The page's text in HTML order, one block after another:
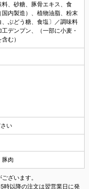
、砂糖、豚骨エキス、食
内製造）、植物油脂、粉末
ぶどう糖、食塩〕／調味料
デンプン、（一部に小麦・
む）
い
豚肉
ざいます。
時以降の注文は翌営業日に発